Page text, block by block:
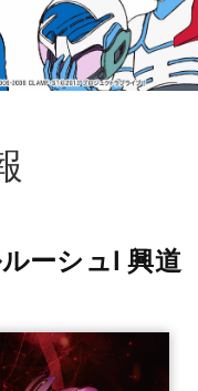
ーシュⅠ 興道